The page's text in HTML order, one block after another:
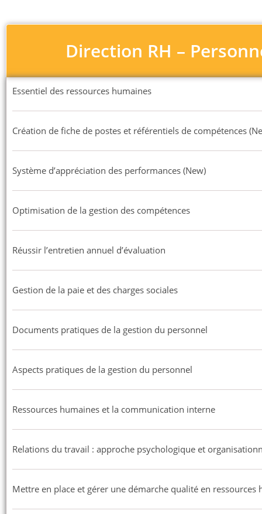
Direction RH –
Essentiel des ressources humaines
Création de fiche de postes et référentiels de compétences
Système d’appréciation des performances (New)
Optimisation de la gestion des compétences
Réussir l’entretien annuel d’évaluation
Gestion de la paie et des charges sociales
Documents pratiques de la gestion du personnel
Aspects pratiques de la gestion du personnel
Ressources humaines et la communication interne
Relations du travail : approche psychologique et
Mettre en place et gérer une démarche qualité en ressources